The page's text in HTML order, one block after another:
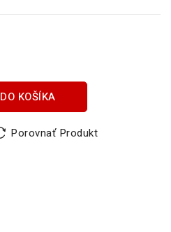
DO KOŠÍKA
Porovnať Produkt